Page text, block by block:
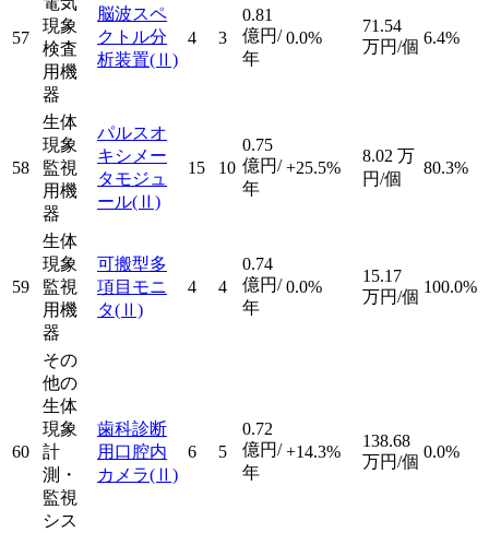
57
現象
検査
用機
器
脳波スペ
クトル分
析装置(Ⅱ)
4 3
0.81
億円/
年
0.0%
71.54
万円/個 6.4%
58
生体
現象
監視
用機
器
パルスオ
キシメー
タモジュ
ール(Ⅱ)
15 10
0.75
億円/
年
+25.5%
8.02 万
円/個
80.3%
59
生体
現象
監視
用機
器
可搬型多
項目モニ
タ(Ⅱ)
4 4
0.74
億円/
年
0.0%
15.17
万円/個
100.0%
60
その
他の
生体
現象
計
測・
監視
シス
歯科診断
用口腔内
カメラ(Ⅱ)
6 5
0.72
億円/
年
+14.3%
138.68
万円/個
0.0%